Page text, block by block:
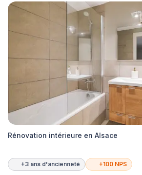
Rénovation intérieure en Alsace
+3 ans d'ancienneté +100 NPS